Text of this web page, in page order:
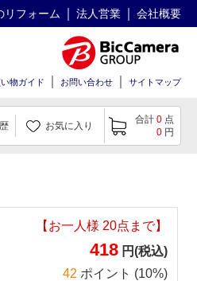
リフォーム 法人営業 会社概要
物ガイド お問い合わせ サイトマップ
お気に入り
合計 0 点
0 円
【お一人様 20点まで】
418 円(税込)
42 ポイント (10%)